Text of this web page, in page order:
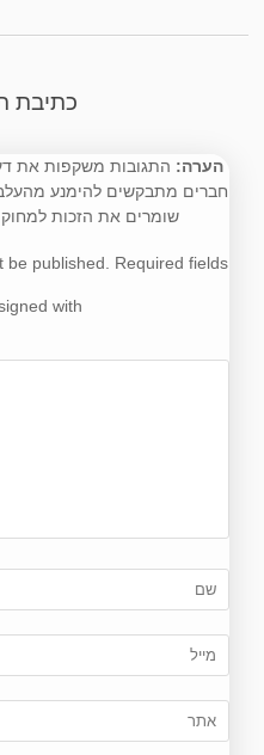
כתיבת
הערה: התגובות משקפות את
חברים מתבקשים להימנע
שומרים את הזכות
be published. Required fields
with